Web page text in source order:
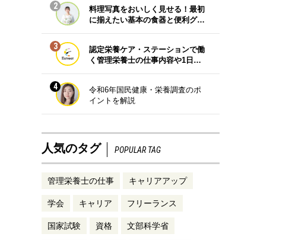
2
料理写真をおいしく見せる！最初
に揃えたい基本の食器と便利グ…
3
認定栄養ケア・ステーションで働
く管理栄養士の仕事内容や1日…
4
令和6年国民健康・栄養調査のポ
イントを解説
人気のタグ POPULAR TAG
管理栄養士の仕事 キャリアアップ
学会 キャリア フリーランス
国家試験 資格 文部科学省